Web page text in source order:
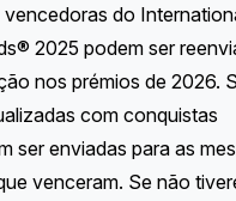
do
2025 podem ser
nos prémios de 2026.
com conquistas
ser enviadas para as
venceram. Se não